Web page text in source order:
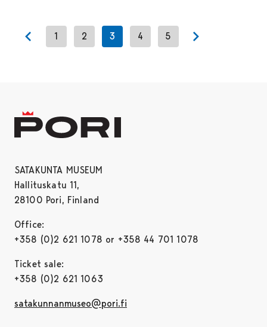
Previous page
1 2 3 4 5
SATAKUNTA MUSEUM
Hallituskatu 11,
28100 Pori, Finland
Office:
+358 (0)2 621 1078 or +358 44 701 1078
Ticket sale:
+358 (0)2 621 1063
satakunnanmuseo@pori.fi